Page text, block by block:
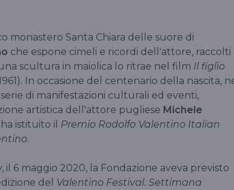
monastero Santa Chiara delle suore di
che espone cimeli e ricordi dell'attore, raccolti
scultura in maiolica lo ritrae nel film Il figlio
In occasione del centenario della nascita,
di manifestazioni culturali ed eventi,
artistica dell'attore pugliese Michele
ha istituito il Premio Rodolfo Valentino Italian
.
il 6 maggio 2020, la Fondazione aveva previsto
del Valentino Festival. Settimana